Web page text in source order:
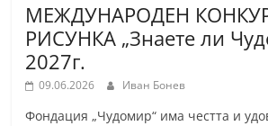
МЕЖДУНАРОДЕН
РИСУНКА „Знаете ли
2027г.
09.06.2026 Иван Бонев
Фондация „Чудомир“ има честта и